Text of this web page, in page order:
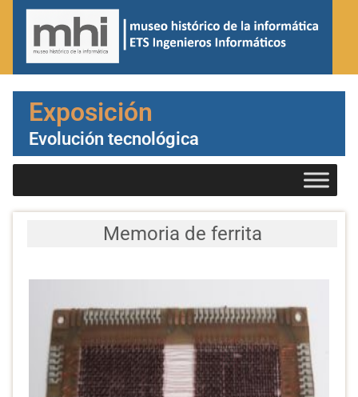
Exposición
Evolución tecnológica
Memoria de ferrita